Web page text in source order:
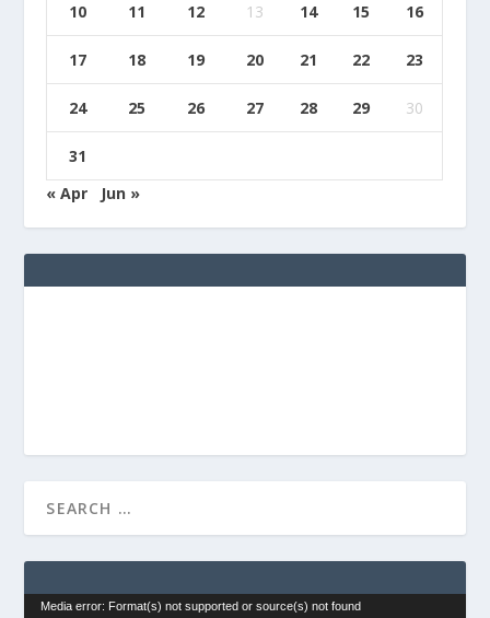
10 11 12 13 14 15 16
17 18 19 20 21 22 23
24 25 26 27 28 29 30
31
« Apr
Jun »
Video
Media error: Format(s) not supported or source(s) not found